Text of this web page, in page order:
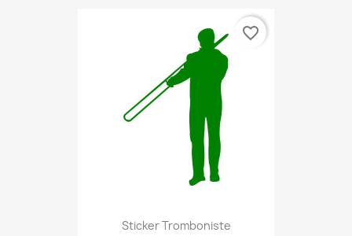
Sticker Tromboniste
favorite_border